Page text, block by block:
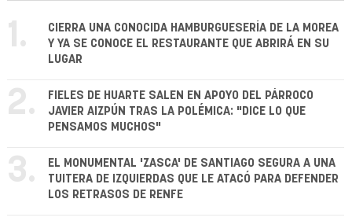
1.
CIERRA UNA CONOCIDA HAMBURGUESERÍA DE LA MOREA
Y YA SE CONOCE EL RESTAURANTE QUE ABRIRÁ EN SU
LUGAR
2.
FIELES DE HUARTE SALEN EN APOYO DEL PÁRROCO
JAVIER AIZPÚN TRAS LA POLÉMICA: "DICE LO QUE
PENSAMOS MUCHOS"
3.
EL MONUMENTAL 'ZASCA' DE SANTIAGO SEGURA A UNA
TUITERA DE IZQUIERDAS QUE LE ATACÓ PARA DEFENDER
LOS RETRASOS DE RENFE